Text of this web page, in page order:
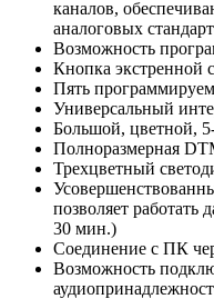
каналов,
аналоговых
Возможность
Кнопка экстренной
Пять
Универсальный
Большой, цветной,
Полноразмерная
Трехцветный
позволяет работать
30 мин.)
Соединение с ПК
Возможность